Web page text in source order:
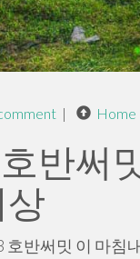
| Home
반써
호반써밋 이 마침